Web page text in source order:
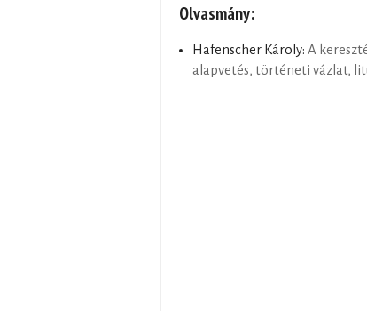
Olvasmány:
Hafenscher Károly: A
alapvetés, történeti vázlat,